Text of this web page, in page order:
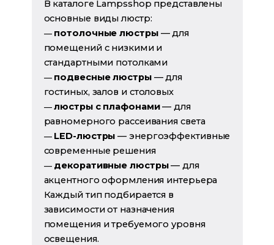
В каталоге Lampsshop представлены
основные виды люстр:
— потолочные люстры— для
помещений с низкими и
стандартными потолками
— подвесные люстры— для
гостиных, залов и столовых
—люстры с плафонами— для
равномерного рассеивания света
— LED-люстры — энергоэффективные
современные решения
— декоративные люстры— для
акцентного оформления интерьера
Каждый тип подбирается в
зависимости от назначения
помещения и требуемого уровня
освещения.